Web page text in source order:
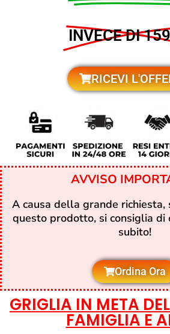
INVECE DI
RICEVI
AVVISO
A causa della grande richiesta,
questo prodotto, si consiglia di
subito!
Ordina Ora
GRIGLIA IN META
FAMIGLIA E